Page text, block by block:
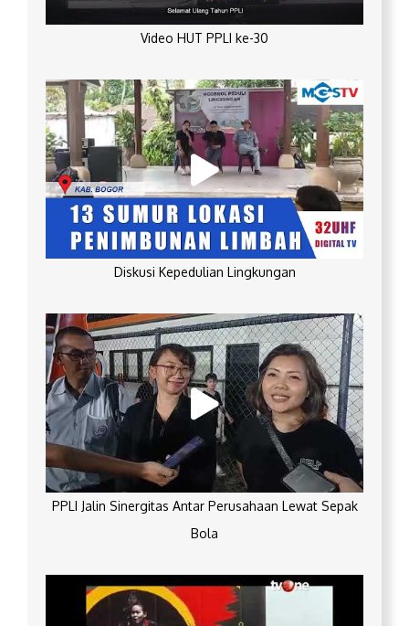
Video HUT PPLI ke-30
Diskusi Kepedulian Lingkungan
PPLI Jalin Sinergitas Antar Perusahaan Lewat Sepak
Bola